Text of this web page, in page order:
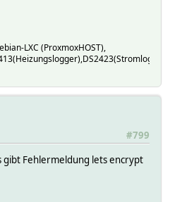
LXC (ProxmoxHOST),
#799
gibt Fehlermeldung lets encrypt